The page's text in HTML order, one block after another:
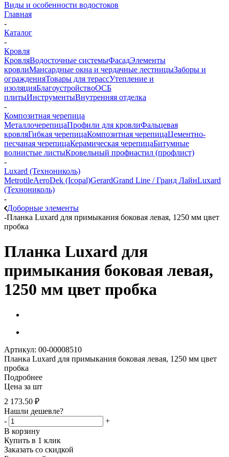
Виды и особенности водостоков
Главная
-
Каталог
-
Кровля
КровляВодосточные системыФасадЭлементы
кровлиМансардные окна и чердачные лестницыЗаборы и
огражденияТовары для терассУтепление и
изоляцияБлагоустройствоОСБ
плитыИнструментыВнутренняя отделка
-
Композитная черепица
МеталлочерепицаПрофили для кровлиФальцевая
кровляГибкая черепицаКомпозитная черепицаЦементно-
песчаная черепицаКерамическая черепицаБитумные
волнистые листыКровельный профнастил (профлист)
-
Luxard (Технониколь)
MetrotileAeroDek (Icopal)GerardGrand Line / Гранд ЛайнLuxard
(Технониколь)
-
Доборные элементы
-Планка Luxard для примыкания боковая левая, 1250 мм цвет
пробка
Планка Luxard для
примыкания боковая левая,
1250 мм цвет пробка
Артикул: 00-00008510
Планка Luxard для примыкания боковая левая, 1250 мм цвет
пробка
Подробнее
Цена за шт
2 173.50 ₽
Нашли дешевле?
-
+
В корзину
Купить в 1 клик
Заказать со скидкой